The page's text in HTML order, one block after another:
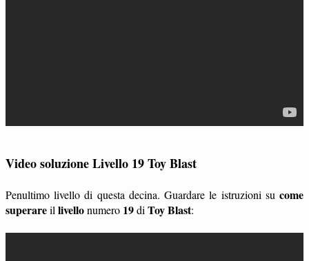
Video soluzione Livello 19 Toy Blast
Penultimo livello di questa decina. Guardare le istruzioni su come
superareil livellonumero 19di Toy Blast: